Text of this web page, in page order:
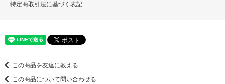
特定商取引法に基づく表記
この商品を友達に教える
この商品について問い合わせる